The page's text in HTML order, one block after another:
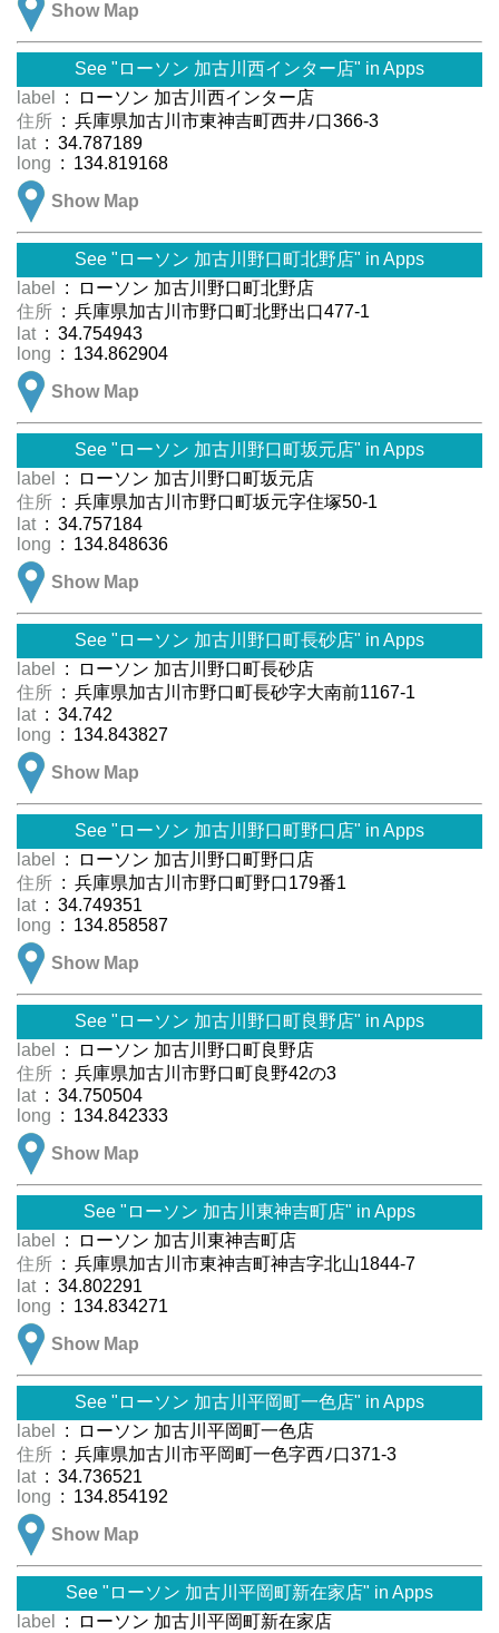
Show Map
See "ローソン 加古川西インター店" in Apps
label
: ローソン 加古川西インター店
住所 : 兵庫県加古川市東神吉町西井ﾉ口366-3
lat : 34.787189
long : 134.819168
Show Map
See "ローソン 加古川野口町北野店" in Apps
label
: ローソン 加古川野口町北野店
住所 : 兵庫県加古川市野口町北野出口477-1
lat : 34.754943
long : 134.862904
Show Map
See "ローソン 加古川野口町坂元店" in Apps
label
: ローソン 加古川野口町坂元店
住所 : 兵庫県加古川市野口町坂元字住塚50-1
lat : 34.757184
long : 134.848636
Show Map
See "ローソン 加古川野口町長砂店" in Apps
label
: ローソン 加古川野口町長砂店
住所 : 兵庫県加古川市野口町長砂字大南前1167-1
lat : 34.742
long : 134.843827
Show Map
See "ローソン 加古川野口町野口店" in Apps
label
: ローソン 加古川野口町野口店
住所 : 兵庫県加古川市野口町野口179番1
lat : 34.749351
long : 134.858587
Show Map
See "ローソン 加古川野口町良野店" in Apps
label
: ローソン 加古川野口町良野店
住所 : 兵庫県加古川市野口町良野42の3
lat : 34.750504
long : 134.842333
Show Map
See "ローソン 加古川東神吉町店" in Apps
label
: ローソン 加古川東神吉町店
住所 : 兵庫県加古川市東神吉町神吉字北山1844-7
lat : 34.802291
long : 134.834271
Show Map
See "ローソン 加古川平岡町一色店" in Apps
label
: ローソン 加古川平岡町一色店
住所 : 兵庫県加古川市平岡町一色字西ﾉ口371-3
lat : 34.736521
long : 134.854192
Show Map
See "ローソン 加古川平岡町新在家店" in Apps
label
: ローソン 加古川平岡町新在家店